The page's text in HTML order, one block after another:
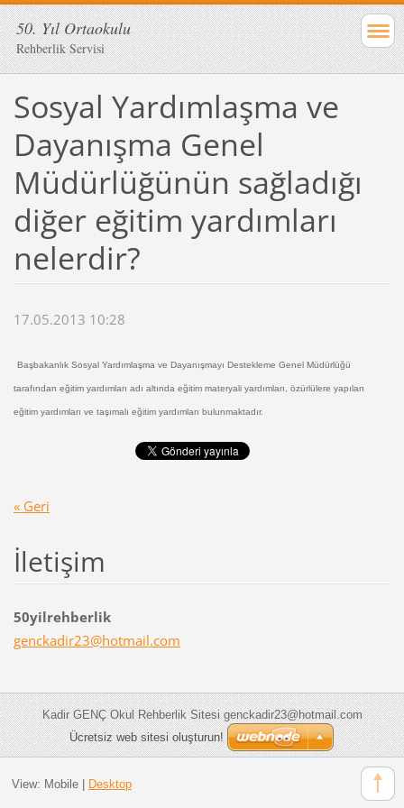
50. Yıl Ortaokulu
Rehberlik Servisi
Sosyal Yardımlaşma ve
Dayanışma Genel
Müdürlüğünün sağladığı
diğer eğitim yardımları
nelerdir?
17.05.2013 10:28
Başbakanlık Sosyal Yardımlaşma ve Dayanışmayı Destekleme Genel Müdürlüğü
tarafından eğitim yardımları adı altında eğitim materyali yardımları, özürlülere yapılan
eğitim yardımları ve taşımalı eğitim yardımları bulunmaktadır.
« Geri
İletişim
50yilrehberlik
genckadir23@hotmail.com
Kadir GENÇ Okul Rehberlik Sitesi genckadir23@hotmail.com
Ücretsiz web sitesi oluşturun!
View: Mobile| Desktop